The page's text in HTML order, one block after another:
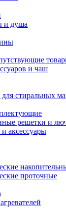
и душа
и чаш
стиральных
решетки и
аксессуары
проточные